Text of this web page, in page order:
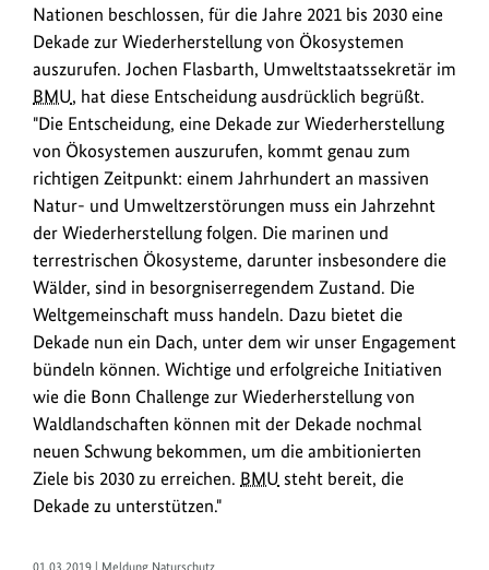
Generalversammlung
der
Vereinten
Nationen
hat
beschlossen,
für
die
Jahre
bis
2030
eine
Dekade
zur
Wiederherstellung
von
Ökosystemen
auszurufen.
Nationen beschlossen, für die Jahre 2021 bis 2030 eine
Dekade zur Wiederherstellung von Ökosystemen
auszurufen. Jochen Flasbarth, Umweltstaatssekretär im
BMU, hat diese Entscheidung ausdrücklich begrüßt.
"Die Entscheidung, eine Dekade zur Wiederherstellung
von Ökosystemen auszurufen, kommt genau zum
richtigen Zeitpunkt: einem Jahrhundert an massiven
Natur- und Umweltzerstörungen muss ein Jahrzehnt
der Wiederherstellung folgen. Die marinen und
terrestrischen Ökosysteme, darunter insbesondere die
Wälder, sind in besorgniserregendem Zustand. Die
Weltgemeinschaft muss handeln. Dazu bietet die
Dekade nun ein Dach, unter dem wir unser Engagement
bündeln können. Wichtige und erfolgreiche Initiativen
wie die Bonn Challenge zur Wiederherstellung von
Waldlandschaften können mit der Dekade nochmal
neuen Schwung bekommen, um die ambitionierten
Ziele bis 2030 zu erreichen. BMU steht bereit, die
Dekade zu unterstützen."
01.03.2019 | Meldung Naturschutz